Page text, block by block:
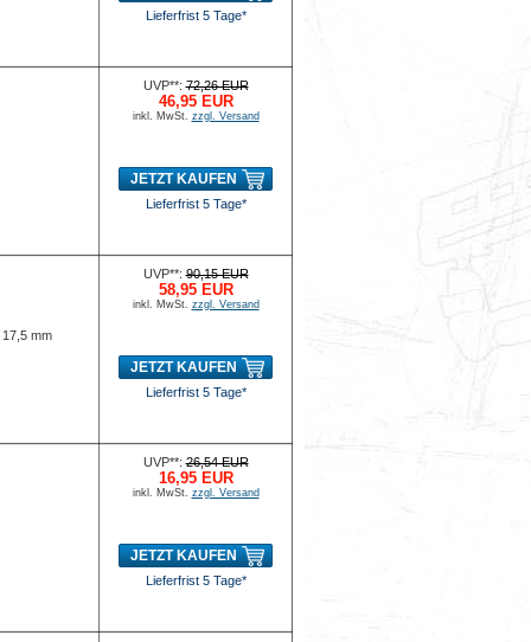
Lieferfrist 5 Tage*
UVP**:72,26 EUR
46,95 EUR
inkl. MwSt. zzgl. Versand
JETZT KAUFEN
Lieferfrist 5 Tage*
mm
UVP**:90,15 EUR
58,95 EUR
inkl. MwSt. zzgl. Versand
JETZT KAUFEN
Lieferfrist 5 Tage*
UVP**:26,54 EUR
16,95 EUR
inkl. MwSt. zzgl. Versand
JETZT KAUFEN
Lieferfrist 5 Tage*